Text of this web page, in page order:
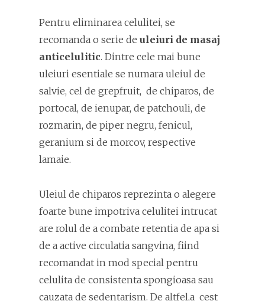
Pentru eliminarea celulitei, se
recomanda o serie de uleiuri de masaj
anticelulitic. Dintre cele mai bune
uleiuri esentiale se numara uleiul de
salvie, cel de grepfruit, de chiparos, de
portocal, de ienupar, de patchouli, de
rozmarin, de piper negru, fenicul,
geranium si de morcov, respective
lamaie.
Uleiul de chiparos reprezinta o alegere
foarte bune impotriva celulitei intrucat
are rolul de a combate retentia de apa si
de a active circulatia sangvina, fiind
recomandat in mod special pentru
celulita de consistenta spongioasa sau
cauzata de sedentarism. De altfel,a cest